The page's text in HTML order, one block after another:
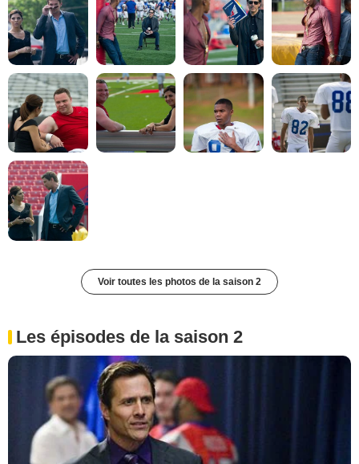
Voir toutes les photos de la saison 2
Les épisodes de la saison 2